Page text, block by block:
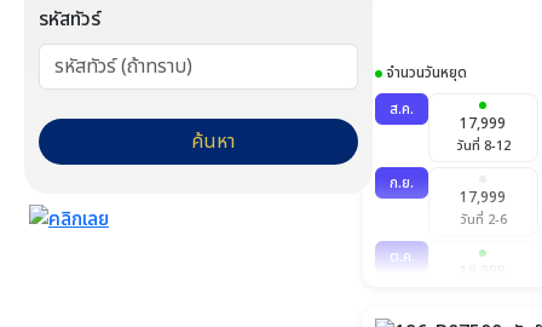
รหัสทัวร์
ค้นหา
จำนวนวันหยุด
ส.ค.
17,999
วันที่ 8-12
ก.ย.
17,999
วันที่ 2-6
ต.ค.